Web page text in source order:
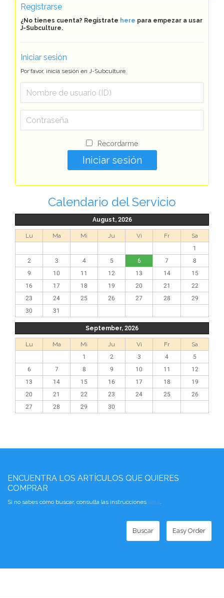
Registrarse
¿No tienes cuenta? Regístrate here para empezar a usar
J-Subculture.
Iniciar sesión
Por favor, inicia sesión en J-Subculture.
Recordarme
Calendario del Servicio
August, 2026
Lu Ma Mi Ju Vi Fr
Sa
1
2
3 4 5 6 7
8
9
10 11 12 13 14
15
16
17 18 19 20 21
22
23
24 25 26 27 28
29
30
31
September, 2026
Lu Ma Mi Ju Vi Fr
Sa
1
2 3 4
5
6
7 8 9 10 11
12
13
14 15 16 17 18
19
20
21 22 23 24 25
26
27
28 29 30
ENCUENTRA LOS ARTÍCULOS QUE QUIERES
COMPRAR
Si no sabes cómo buscar, consulta las instrucciones aquí.
Buscar Easy Order